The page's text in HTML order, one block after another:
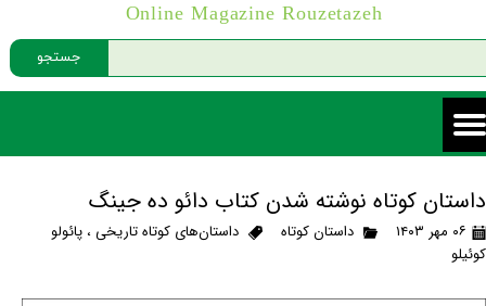
جستجو
Online Magazine Rouzetazeh
داستان کوتاه نوشته شدن کتاب دائو ده جینگ
۰۶ مهر ۱۴۰۳ داستان کوتاه داستان‌های کوتاه تاریخی، پائولو
کوئیلو